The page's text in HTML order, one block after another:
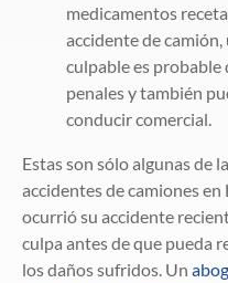
medicamentos
accidente de
culpable es probable
penales y también
conducir comercial.
Estas son sólo algunas de
accidentes de camiones
ocurrió su accidente
culpa antes de que pueda
los daños sufridos. Un